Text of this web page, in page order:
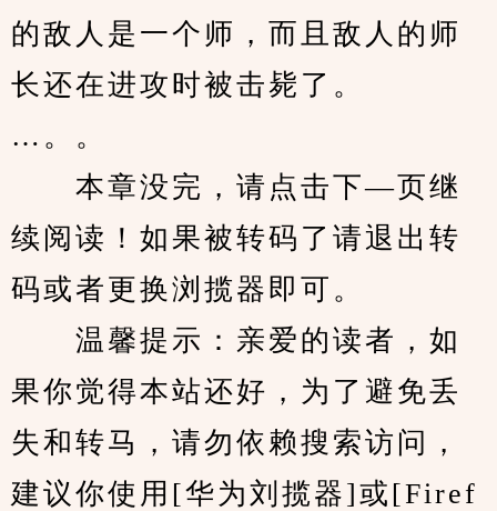
的敌人是一个师，而且敌人的师
长还在进攻时被击毙了。
…。。
本章没完，请点击下—页继
续阅读！如果被转码了请退出转
码或者更换浏揽器即可。
温馨提示：亲爱的读者，如
果你觉得本站还好，为了避免丢
失和转马，请勿依赖搜索访问，
建议你使用[华为刘揽器]或[Firef